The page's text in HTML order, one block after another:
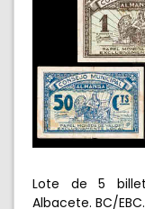
Lote de 5
Albacete. BC/EBC.